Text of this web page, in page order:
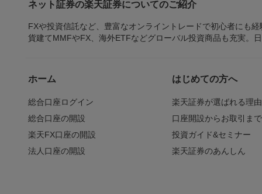
ネット証券の楽天証券についてのご紹介
FXや投資信託など、豊富なオンライントレードで初心者にも
貨建てMMFやFX、海外ETFなどグローバル投資商品も充実。
ホーム
総合口座ログイン
総合口座の開設
楽天FX口座の開設
法人口座の開設
はじめての方へ
楽天証券が選ばれる理由
口座開設からお取引ま
投資ガイド&セミナー
楽天証券のあんしん